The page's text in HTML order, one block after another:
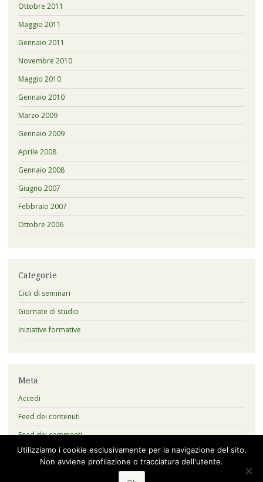
Ottobre 2011
Maggio 2011
Gennaio 2011
Novembre 2010
Maggio 2010
Gennaio 2010
Marzo 2009
Gennaio 2009
Aprile 2008
Gennaio 2008
Giugno 2007
Febbraio 2007
Ottobre 2006
Categorie
Cicli di seminari
Giornate di studio
Iniziative formative
Meta
Accedi
Feed dei contenuti
Feed dei commenti
WordPress.org
Utilizziamo i cookie esclusivamente per la navigazione del sito.
Non avviene profilazione o tracciatura dell'utente.